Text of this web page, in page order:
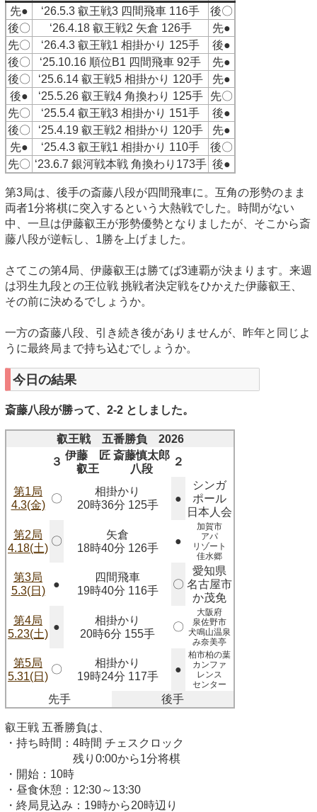
先●
‘26.5.3 叡王戦3 四間飛車 116手
後〇
後〇
‘26.4.18 叡王戦2 矢倉 126手
先●
先〇
‘26.4.3 叡王戦1 相掛かり 125手
後●
後〇
‘25.10.16 順位B1 四間飛車 92手
先●
後〇
‘25.6.14 叡王戦5 相掛かり 120手
先●
後●
‘25.5.26 叡王戦4 角換わり 125手
先〇
先〇
‘25.5.4 叡王戦3 相掛かり 151手
後●
後〇
‘25.4.19 叡王戦2 相掛かり 120手
先●
先●
‘25.4.3 叡王戦1 相掛かり 110手
後〇
先〇 ‘23.6.7 銀河戦本戦 角換わり173手 後●
第3局は、後手の斎藤八段が四間飛車に。互角の形勢のまま
両者1分将棋に突入するという大熱戦でした。時間がない
中、一旦は伊藤叡王が形勢優勢となりましたが、そこから斎
藤八段が逆転し、1勝を上げました。
さてこの第4局、伊藤叡王は勝てば3連覇が決まります。来週
は羽生九段との王位戦 挑戦者決定戦をひかえた伊藤叡王、
その前に決めるでしょうか。
一方の斎藤八段、引き続き後がありませんが、昨年と同じよ
うに最終局まで持ち込むでしょうか。
今日の結果
斎藤八段が勝って、2-2 としました。
叡王戦 五番勝負 2026
３
伊藤 匠
叡王
斎藤慎太郎
八段
２
第1局
4.3(金)
〇
相掛かり
20時36分 125手
●
シンガ
ポール
日本人会
第2局
4.18(土)
〇
矢倉
18時40分 126手
●
加賀市
アパ
リゾート
佳水郷
第3局
5.3(日)
●
四間飛車
19時40分 116手
〇
愛知県
名古屋市
か茂免
第4局
5.23(土)
●
相掛かり
20時6分 155手
〇
大阪府
泉佐野市
犬鳴山温泉
み奈美亭
第5局
5.31(日)
〇
相掛かり
19時24分 117手
●
柏市柏の葉
カンファ
レンス
センター
先手 後手
叡王戦 五番勝負は、
・持ち時間：4時間 チェスクロック
残り0:00から1分将棋
・開始：10時
・昼食休憩：12:30～13:30
・終局見込み：19時から20時辺り